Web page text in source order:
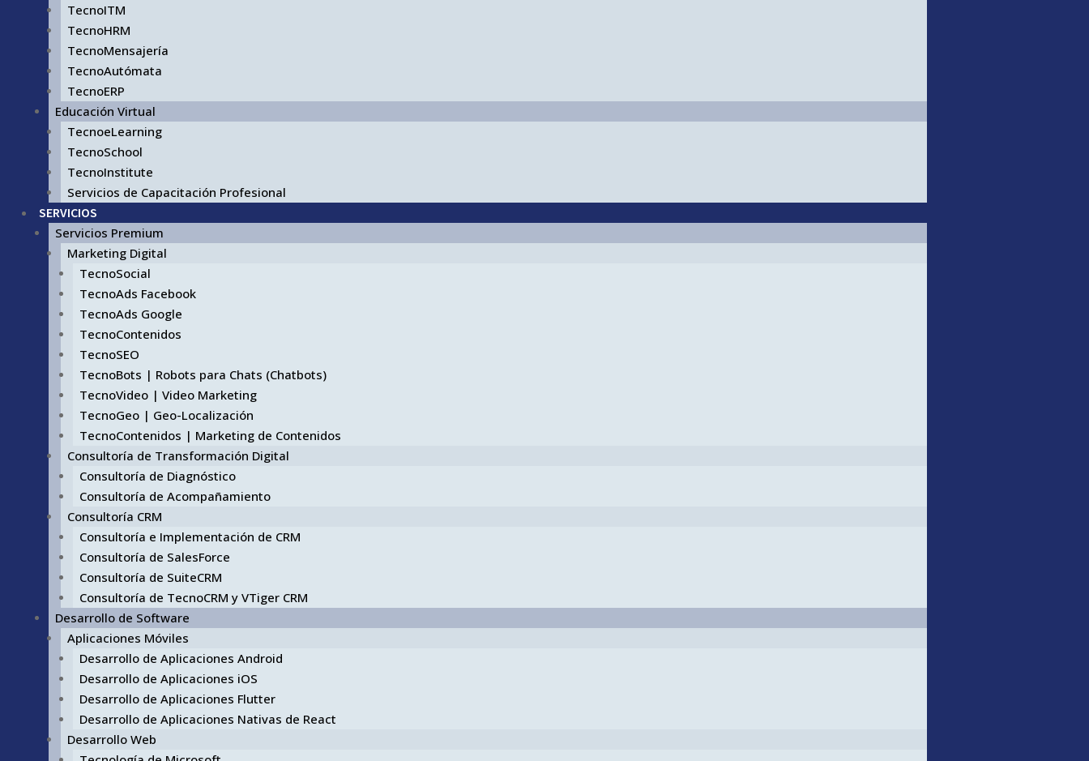
TecnoITM
TecnoHRM
TecnoMensajería
TecnoAutómata
TecnoERP
Educación Virtual
TecnoeLearning
TecnoSchool
TecnoInstitute
Servicios de Capacitación Profesional
SERVICIOS
Servicios Premium
Marketing Digital
TecnoSocial
TecnoAds Facebook
TecnoAds Google
TecnoContenidos
TecnoSEO
TecnoBots | Robots para Chats (Chatbots)
TecnoVideo | Video Marketing
TecnoGeo | Geo-Localización
TecnoContenidos | Marketing de Contenidos
Consultoría de Transformación Digital
Consultoría de Diagnóstico
Consultoría de Acompañamiento
Consultoría CRM
Consultoría e Implementación de CRM
Consultoría de SalesForce
Consultoría de SuiteCRM
Consultoría de TecnoCRM y VTiger CRM
Desarrollo de Software
Aplicaciones Móviles
Desarrollo de Aplicaciones Android
Desarrollo de Aplicaciones iOS
Desarrollo de Aplicaciones Flutter
Desarrollo de Aplicaciones Nativas de React
Desarrollo Web